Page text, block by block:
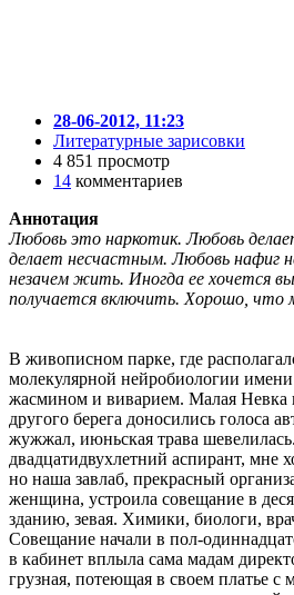
28-06-2012, 11:23
Литературные зарисовки
4 851 просмотр
14 комментариев
Аннотация
Любовь это наркотик. Любовь
делает несчастным. Любовь нафиг
незачем жить. Иногда ее хочется
получается включить. Хорошо, что
В живописном парке, где
молекулярной нейробиологии имени
жасмином и виварием. Малая Невка
другого берега доносились голоса
жужжал, июньская трава
двадцатидвухлетний аспирант, мне
но наша завлаб, прекрасный
женщина, устроила совещание в
зданию, зевая. Химики, биологи,
Совещание начали в пол-
в кабинет вплыла сама мадам
грузная, потеющая в своем платье